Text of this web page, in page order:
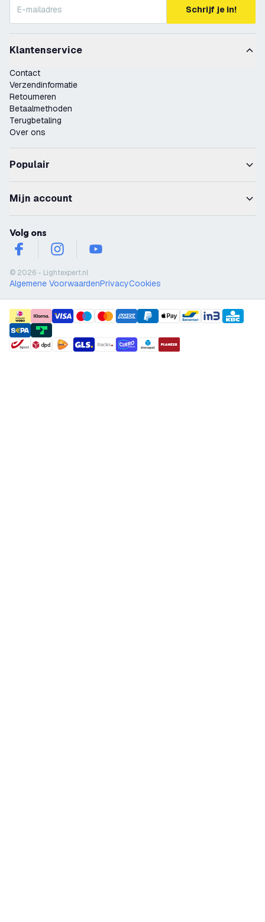
Schrijf je in!
Klantenservice
Contact
Verzendinformatie
Retourneren
Betaalmethoden
Terugbetaling
Over ons
Populair
Mijn account
Volg ons
facebookinstagramyoutube
© 2026 - Lightexpert.nl
Algemene VoorwaardenPrivacyCookies
payment methods
shipment methods